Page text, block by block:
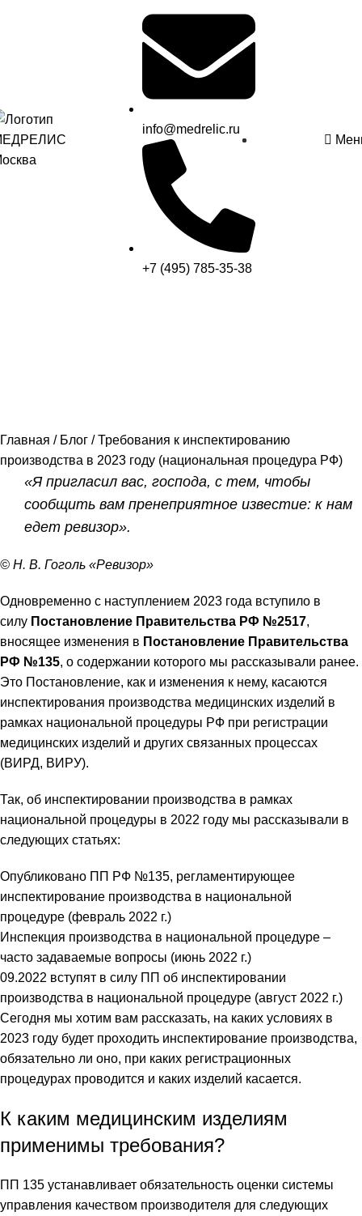
info@medrelic.ru
+7 (495) 785-35-38
Главная / Блог /Требования к инспектированию
производства в 2023 году (национальная процедура РФ)
«Я пригласил вас, господа, с тем, чтобы
сообщить вам пренеприятное известие: к нам
едет ревизор».
© Н. В. Гоголь «Ревизор»
Одновременно с наступлением 2023 года вступило в
силу Постановление Правительства РФ №2517,
вносящее изменения в Постановление Правительства
РФ №135, о содержании которого мы рассказывали ранее.
Это Постановление, как и изменения к нему, касаются
инспектирования производства медицинских изделий в
рамках национальной процедуры РФ при регистрации
медицинских изделий и других связанных процессах
(ВИРД, ВИРУ).
Так, об инспектировании производства в рамках
национальной процедуры в 2022 году мы рассказывали в
следующих статьях:
Опубликовано ПП РФ №135, регламентирующее
инспектирование производства в национальной
процедуре (февраль 2022 г.)
Инспекция производства в национальной процедуре –
часто задаваемые вопросы (июнь 2022 г.)
09.2022 вступят в силу ПП об инспектировании
производства в национальной процедуре (август 2022 г.)
Сегодня мы хотим вам рассказать, на каких условиях в
2023 году будет проходить инспектирование производства,
обязательно ли оно, при каких регистрационных
процедурах проводится и каких изделий касается.
К каким медицинским изделиям
применимы требования?
ПП 135 устанавливает обязательность оценки системы
управления качеством производителя для следующих